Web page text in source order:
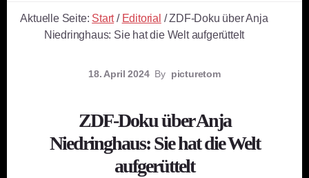
Aktuelle Seite: Start / Editorial /ZDF-Doku über Anja
Niedringhaus: Sie hat die Welt aufgerüttelt
18. April 2024 By picturetom
ZDF-Doku über Anja
Niedringhaus: Sie hat die Welt
aufgerüttelt